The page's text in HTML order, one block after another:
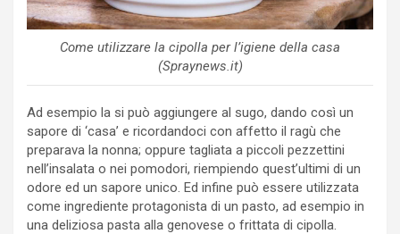
Come utilizzare la cipolla per l’igiene della casa
(Spraynews.it)
Ad esempio la si può aggiungere al sugo, dando così un
sapore di ‘casa’ e ricordandoci con affetto il ragù che
preparava la nonna; oppure tagliata a piccoli pezzettini
nell’insalata o nei pomodori, riempiendo quest’ultimi di un
odore ed un sapore unico. Ed infine può essere utilizzata
come ingrediente protagonista di un pasto, ad esempio in
una deliziosa pasta alla genovese o frittata di cipolla.